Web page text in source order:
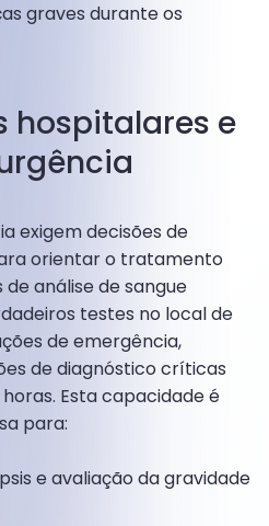
graves durante os
hospitalares e
exigem decisões de
orientar o tratamento
análise de sangue
testes no local de
de emergência,
de diagnóstico críticas
Esta capacidade é
para:
e avaliação da gravidade